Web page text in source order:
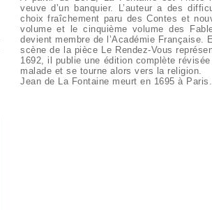
malade et se tourne alors vers la religion.
Jean de La Fontaine meurt en 1695 à Paris.